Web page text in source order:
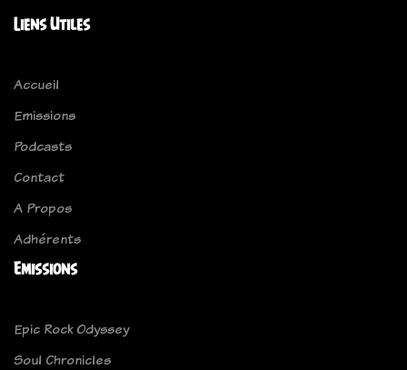
Liens Utiles
Accueil
Emissions
Podcasts
Contact
A Propos
Adhérents
Emissions
Epic Rock Odyssey
Soul Chronicles